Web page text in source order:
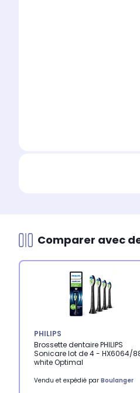
Comparer avec
PHILIPS
Brossette dentaire PHILIPS
Sonicare lot de 4 - HX6064/
white Optimal
Vendu et expédié par Boulanger